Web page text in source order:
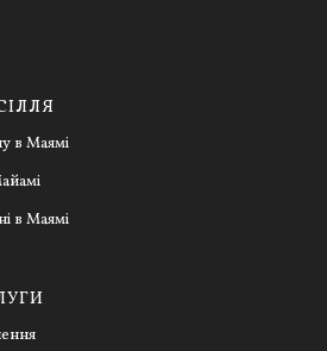
в Маямі
в Маямі